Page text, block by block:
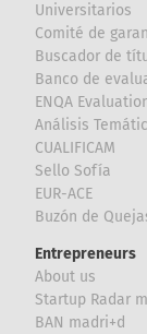
Universitarios
Comité de
Buscador de
Banco de
ENQA
Análisis
CUALIFICAM
Sello Sofía
EUR-ACE
Buzón de
Entrepreneurs
About us
Startup Radar
BAN madri+d